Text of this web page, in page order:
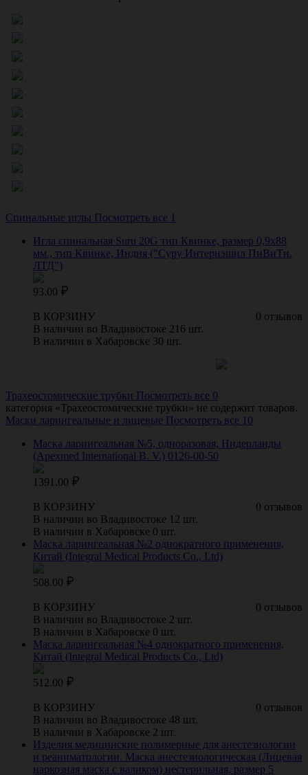
Спинальные иглы Посмотреть все 1
Игла спинальная Suru 20G тип Квинке, размер 0,9х88
мм., тип Квинке, Индия ("Суру Интернэшнл ПиВиТи.
ЛТД")
93.00
0 отзывов
В КОРЗИНУ
В наличии во Владивостоке 216 шт.
В наличии в Хабаровске 30 шт.
Трахеостомические трубки Посмотреть все 0
категория «Трахеостомические трубки» не содержит товаров.
Маски ларингеальные и лицевые Посмотреть все 10
Маска ларингеальная №5, одноразовая, Нидерланды
(Apexmed International B. V.) 0126-00-50
1391.00
0 отзывов
В КОРЗИНУ
В наличии во Владивостоке 12 шт.
В наличии в Хабаровске 0 шт.
Маска ларингеальная №2 однократного применения,
Китай (Integral Medical Products Co., Ltd)
508.00
0 отзывов
В КОРЗИНУ
В наличии во Владивостоке 2 шт.
В наличии в Хабаровске 0 шт.
Маска ларингеальная №4 однократного применения,
Китай (Integral Medical Products Co., Ltd)
512.00
0 отзывов
В КОРЗИНУ
В наличии во Владивостоке 48 шт.
В наличии в Хабаровске 2 шт.
Изделия медицинские полимерные для анестезиологии
и реаниматологии. Маска анестезиологическая (Лицевая
наркозная маска с валиком) нестерильная, размер 5